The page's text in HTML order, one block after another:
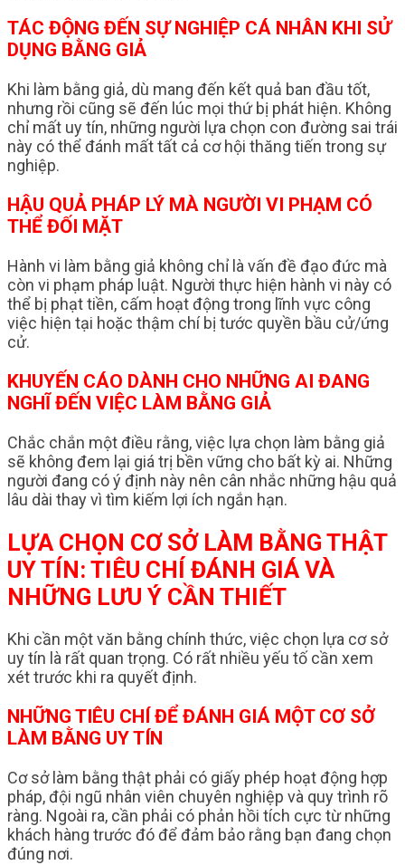
TÁC ĐỘNG ĐẾN SỰ NGHIỆP CÁ NHÂN KHI SỬ
DỤNG BẰNG GIẢ
Khi làm bằng giả, dù mang đến kết quả ban đầu tốt,
nhưng rồi cũng sẽ đến lúc mọi thứ bị phát hiện. Không
chỉ mất uy tín, những người lựa chọn con đường sai trái
này có thể đánh mất tất cả cơ hội thăng tiến trong sự
nghiệp.
HẬU QUẢ PHÁP LÝ MÀ NGƯỜI VI PHẠM CÓ
THỂ ĐỐI MẶT
Hành vi làm bằng giả không chỉ là vấn đề đạo đức mà
còn vi phạm pháp luật. Người thực hiện hành vi này có
thể bị phạt tiền, cấm hoạt động trong lĩnh vực công
việc hiện tại hoặc thậm chí bị tước quyền bầu cử/ứng
cử.
KHUYẾN CÁO DÀNH CHO NHỮNG AI ĐANG
NGHĨ ĐẾN VIỆC LÀM BẰNG GIẢ
Chắc chắn một điều rằng, việc lựa chọn làm bằng giả
sẽ không đem lại giá trị bền vững cho bất kỳ ai. Những
người đang có ý định này nên cân nhắc những hậu quả
lâu dài thay vì tìm kiếm lợi ích ngắn hạn.
LỰA CHỌN CƠ SỞ LÀM BẰNG THẬT
UY TÍN: TIÊU CHÍ ĐÁNH GIÁ VÀ
NHỮNG LƯU Ý CẦN THIẾT
Khi cần một văn bằng chính thức, việc chọn lựa cơ sở
uy tín là rất quan trọng. Có rất nhiều yếu tố cần xem
xét trước khi ra quyết định.
NHỮNG TIÊU CHÍ ĐỂ ĐÁNH GIÁ MỘT CƠ SỞ
LÀM BẰNG UY TÍN
Cơ sở làm bằng thật phải có giấy phép hoạt động hợp
pháp, đội ngũ nhân viên chuyên nghiệp và quy trình rõ
ràng. Ngoài ra, cần phải có phản hồi tích cực từ những
khách hàng trước đó để đảm bảo rằng bạn đang chọn
đúng nơi.